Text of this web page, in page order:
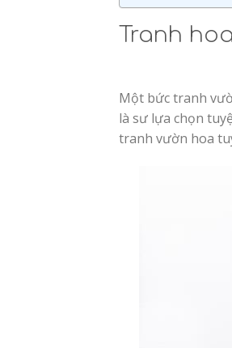
Tranh
Một bức tranh
là sư lựa chọn
tranh vườn hoa